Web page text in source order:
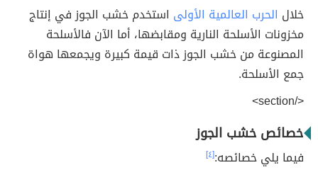
خلال الحرب العالمية الأولى استخدم خشب الجوز في إنتاج
مخزونات الأسلحة النارية ومقابضها، أما الآن فالأسلحة
المصنوعة من خشب الجوز ذات قيمة كبيرة ويجمعها هواة
جمع الأسلحة.
</section>
خصائص خشب الجوز
فيما يلي خصائصه:[٤]